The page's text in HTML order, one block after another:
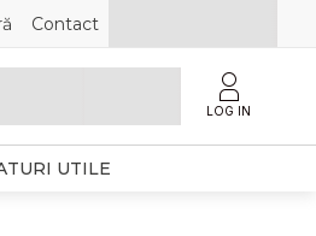
Contact
LOG IN
UTILE